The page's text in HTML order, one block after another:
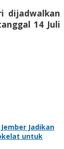
dijadwalkan
14 Juli
Jadikan
untuk